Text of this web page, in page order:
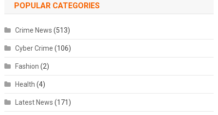
POPULAR CATEGORIES
Crime News (513)
Cyber Crime (106)
Fashion (2)
Health (4)
Latest News (171)